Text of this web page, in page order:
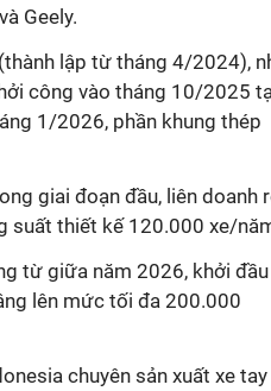
Geely.
lập từ tháng 4/2024),
công vào tháng 10/2025
1/2026, phần khung thép
giai đoạn đầu, liên doanh
suất thiết kế 120.000 xe/
từ giữa năm 2026, khởi
lên mức tối đa 200.000
chuyên sản xuất xe tay